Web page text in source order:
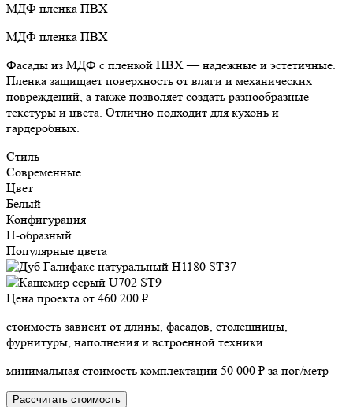
МДФ пленка ПВХ
МДФ пленка ПВХ
Фасады из МДФ с пленкой ПВХ — надежные и эстетичные.
Пленка защищает поверхность от влаги и механических
повреждений, а также позволяет создать разнообразные
текстуры и цвета. Отлично подходит для кухонь и
гардеробных.
Стиль
Современные
Цвет
Белый
Конфигурация
П-образный
Популярные цвета
Цена проекта от 460 200 ₽
стоимость зависит от длины, фасадов, столешницы,
фурнитуры, наполнения и встроенной техники
минимальная стоимость комплектации 50 000 ₽ за пог/метр
Рассчитать стоимость